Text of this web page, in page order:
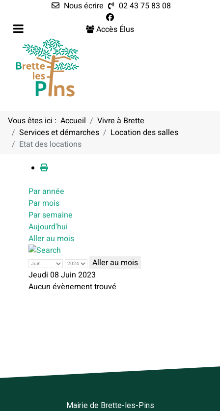
Nous écrire
02 43 75 83 08
Accès Élus
Vous êtes ici : Accueil
Vivre à Brette
Services et démarches
Location des salles
Etat des locations
Calendrier
Par année
Par mois
Par semaine
Aujourd'hui
Aller au mois
Aller au mois
Jeudi 08 Juin 2023
Aucun évènement trouvé
Mairie de Brette-les-Pins